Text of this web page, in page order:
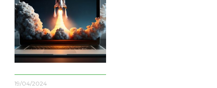
19/04/2024